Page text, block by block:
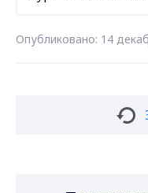
Опубликовано: 14